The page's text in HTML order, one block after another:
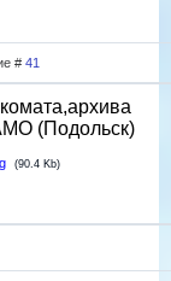
# 41
(Подольск)
(90.4 Kb)